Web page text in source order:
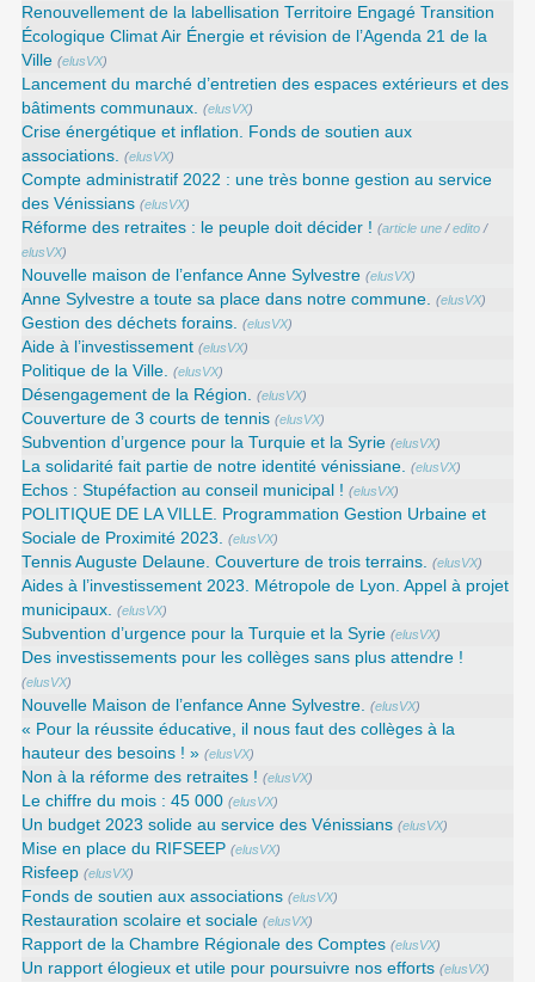
Renouvellement de la labellisation Territoire Engagé Transition
Écologique Climat Air Énergie et révision de l’Agenda 21 de la
Ville (elusVX)
Lancement du marché d’entretien des espaces extérieurs et des
bâtiments communaux. (elusVX)
Crise énergétique et inflation. Fonds de soutien aux
associations. (elusVX)
Compte administratif 2022 : une très bonne gestion au service
des Vénissians (elusVX)
Réforme des retraites : le peuple doit décider ! (article une /edito /
elusVX)
Nouvelle maison de l’enfance Anne Sylvestre (elusVX)
Anne Sylvestre a toute sa place dans notre commune. (elusVX)
Gestion des déchets forains. (elusVX)
Aide à l’investissement (elusVX)
Politique de la Ville. (elusVX)
Désengagement de la Région. (elusVX)
Couverture de 3 courts de tennis (elusVX)
Subvention d’urgence pour la Turquie et la Syrie (elusVX)
La solidarité fait partie de notre identité vénissiane. (elusVX)
Echos : Stupéfaction au conseil municipal ! (elusVX)
POLITIQUE DE LA VILLE. Programmation Gestion Urbaine et
Sociale de Proximité 2023. (elusVX)
Tennis Auguste Delaune. Couverture de trois terrains. (elusVX)
Aides à l’investissement 2023. Métropole de Lyon. Appel à projet
municipaux. (elusVX)
Subvention d’urgence pour la Turquie et la Syrie (elusVX)
Des investissements pour les collèges sans plus attendre !
(elusVX)
Nouvelle Maison de l’enfance Anne Sylvestre. (elusVX)
« Pour la réussite éducative, il nous faut des collèges à la
hauteur des besoins ! » (elusVX)
Non à la réforme des retraites ! (elusVX)
Le chiffre du mois : 45 000 (elusVX)
Un budget 2023 solide au service des Vénissians (elusVX)
Mise en place du RIFSEEP (elusVX)
Risfeep (elusVX)
Fonds de soutien aux associations (elusVX)
Restauration scolaire et sociale (elusVX)
Rapport de la Chambre Régionale des Comptes (elusVX)
Un rapport élogieux et utile pour poursuivre nos efforts (elusVX)